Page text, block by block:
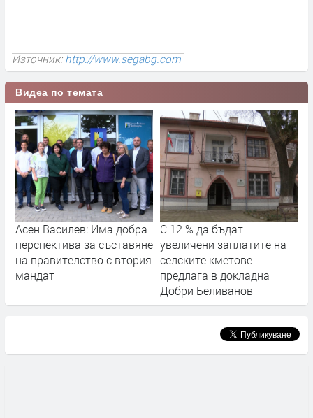
Източник: http://www.segabg.com
Видеа по темата
Асен Василев: Има добра
перспектива за съставяне
на правителство с втория
мандат
С 12 % да бъдат
увеличени заплатите на
селските кметове
предлага в докладна
Добри Беливанов